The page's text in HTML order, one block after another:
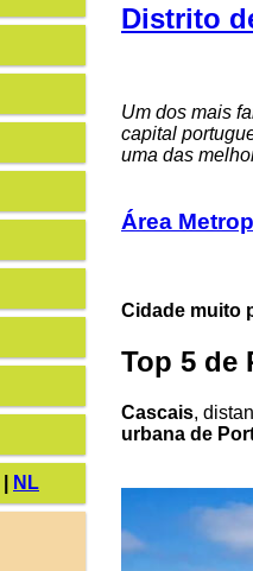
NL
Distrito
Um dos mais
capital
uma das
Área
Cidade muito
Top 5 de
Cascais,
urbana de